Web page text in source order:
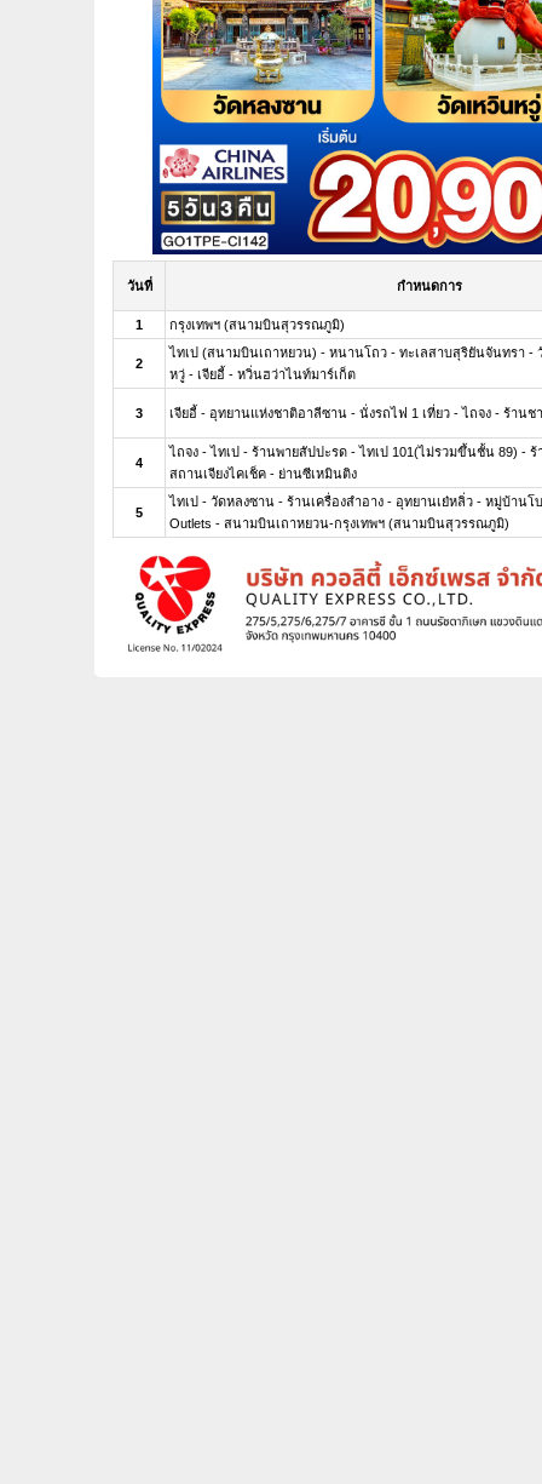
วันที่ กำหนดการ
1 กรุงเทพฯ (สนามบินสุวรรณภูมิ)
2
ไทเป (สนามบินเถาหยวน) - หนานโถว - ทะเลสาบสุริยันจันทรา -
หวู่ - เจียอี้ - หวิ่นฮว่าไนท์มาร์เก็ต
3 เจียอี้ - อุทยานแห่งชาติอาลีซาน - นั่งรถไฟ 1 เที่ยว - ไถจง - ร้านช
4
ไถจง - ไทเป - ร้านพายสัปปะรด - ไทเป 101(ไม่รวมขึ้นชั้น 89) -
สถานเจียงไคเช็ค - ย่านซีเหมินติง
5
ไทเป - วัดหลงซาน - ร้านเครื่องสำอาง - อุทยานเย๋หลิ่ว - หมู่บ้านโ
Outlets - สนามบินเถาหยวน-กรุงเทพฯ (สนามบินสุวรรณภูมิ)